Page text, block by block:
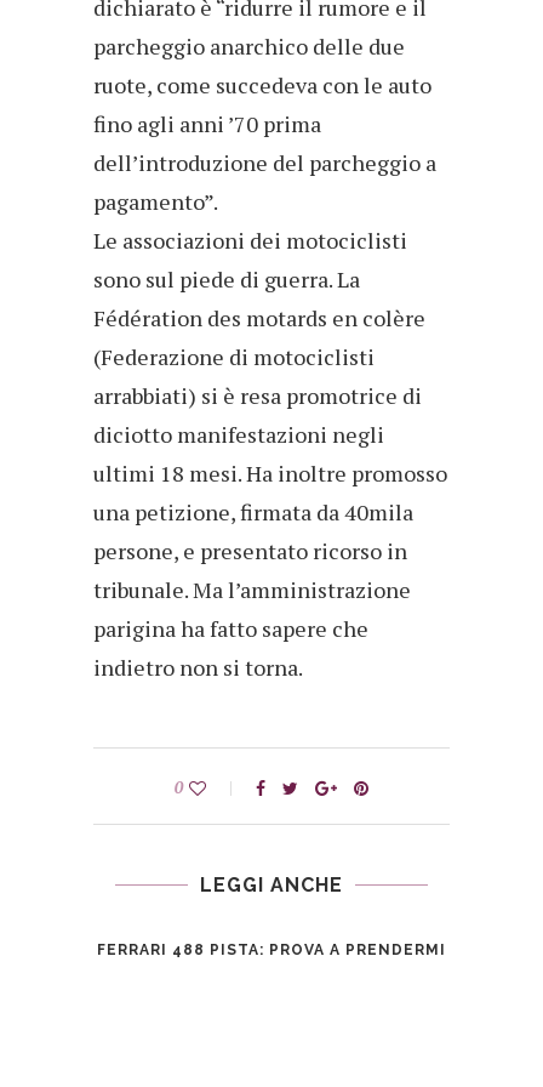
dichiarato è “ridurre il rumore e il
parcheggio anarchico delle due
ruote, come succedeva con le auto
fino agli anni ’70 prima
dell’introduzione del parcheggio a
pagamento”.
Le associazioni dei motociclisti
sono sul piede di guerra. La
Fédération des motards en colère
(Federazione di motociclisti
arrabbiati) si è resa promotrice di
diciotto manifestazioni negli
ultimi 18 mesi. Ha inoltre promosso
una petizione, firmata da 40mila
persone, e presentato ricorso in
tribunale. Ma l’amministrazione
parigina ha fatto sapere che
indietro non si torna.
0
LEGGI ANCHE
FERRARI 488 PISTA: PROVA A PRENDERMI